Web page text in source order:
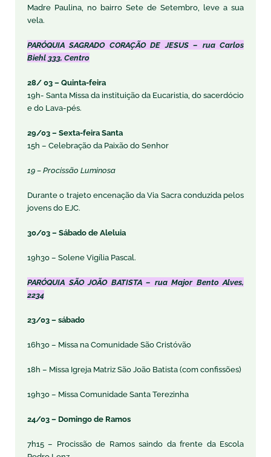
Madre Paulina, no bairro Sete de Setembro, leve a sua
vela.
PARÓQUIA SAGRADO CORAÇÃO DE JESUS – rua Carlos
Biehl 333, Centro
28/ 03 – Quinta-feira
19h- Santa Missa da instituição da Eucaristia, do sacerdócio
e do Lava-pés.
29/03 – Sexta-feira Santa
15h – Celebração da Paixão do Senhor
19 – Procissão Luminosa
Durante o trajeto encenação da Via Sacra conduzida pelos
jovens do EJC.
30/03 – Sábado de Aleluia
19h30 – Solene Vigília Pascal.
PARÓQUIA SÃO JOÃO BATISTA – rua Major Bento Alves,
2234
23/03 – sábado
16h30 – Missa na Comunidade São Cristóvão
18h – Missa Igreja Matriz São João Batista (com confissões)
19h30 – Missa Comunidade Santa Terezinha
24/03 – Domingo de Ramos
7h15 – Procissão de Ramos saindo da frente da Escola